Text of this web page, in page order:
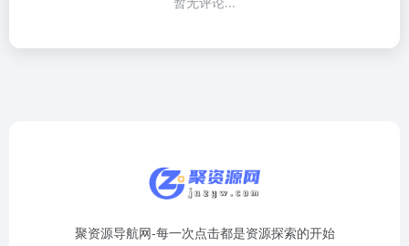
聚资源导航网-每一次点击都是资源探索的开始